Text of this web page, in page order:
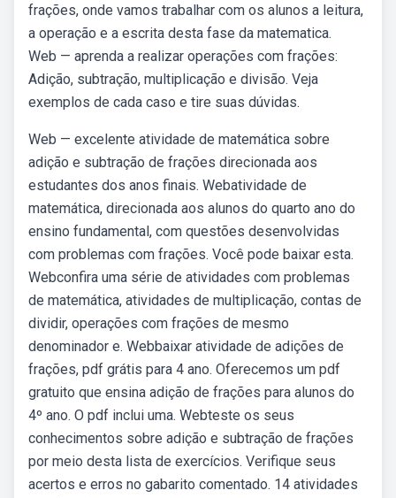
frações, onde vamos trabalhar com os alunos a leitura,
a operação e a escrita desta fase da matematica.
Web — aprenda a realizar operações com frações:
Adição, subtração, multiplicação e divisão. Veja
exemplos de cada caso e tire suas dúvidas.
Web — excelente atividade de matemática sobre
adição e subtração de frações direcionada aos
estudantes dos anos finais. Webatividade de
matemática, direcionada aos alunos do quarto ano do
ensino fundamental, com questões desenvolvidas
com problemas com frações. Você pode baixar esta.
Webconfira uma série de atividades com problemas
de matemática, atividades de multiplicação, contas de
dividir, operações com frações de mesmo
denominador e. Webbaixar atividade de adições de
frações, pdf grátis para 4 ano. Oferecemos um pdf
gratuito que ensina adição de frações para alunos do
4º ano. O pdf inclui uma. Webteste os seus
conhecimentos sobre adição e subtração de frações
por meio desta lista de exercícios. Verifique seus
acertos e erros no gabarito comentado. 14 atividades